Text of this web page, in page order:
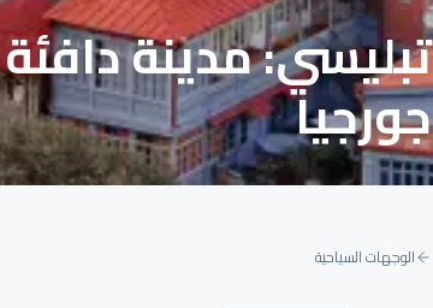
تبليسي: مدينة
جورجيا
الوجهات السياحية